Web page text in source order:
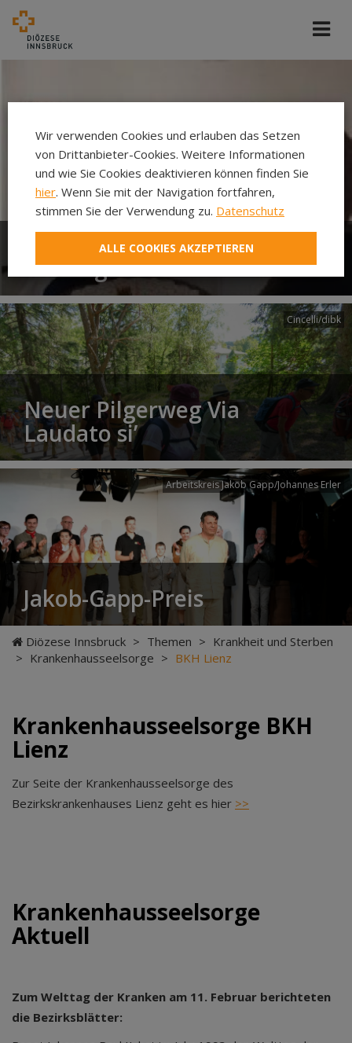
Welttag der Kranken
Cincelli/dibk
Neuer Pilgerweg Via
Laudato si’
Arbeitskreis Jakob Gapp/Johannes Erler
Jakob-Gapp-Preis
Diözese Innsbruck > Themen > Krankheit und Sterben
> Krankenhausseelsorge > BKH Lienz
Krankenhausseelsorge BKH
Lienz
Zur Seite der Krankenhausseelsorge des
Bezirkskrankenhauses Lienz geht es hier >>
Krankenhausseelsorge
Aktuell
Zum Welttag der Kranken am 11. Februar berichteten
die Bezirksblätter:
Wir verwenden Cookies und erlauben das Setzen
von Drittanbieter-Cookies. Weitere Informationen
und wie Sie Cookies deaktivieren können finden Sie
hier. Wenn Sie mit der Navigation fortfahren,
stimmen Sie der Verwendung zu. Datenschutz
ALLE COOKIES AKZEPTIEREN